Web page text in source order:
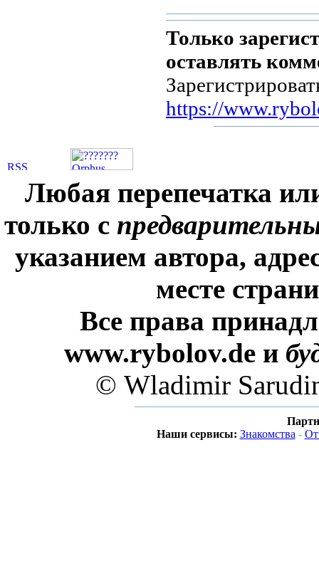
Только
оставлять
https://
Любая перепечатка
только с
указанием автора,
месте
Все права
www.rybolov.de и
© Wladimir
Наши сервисы: Знакомства -